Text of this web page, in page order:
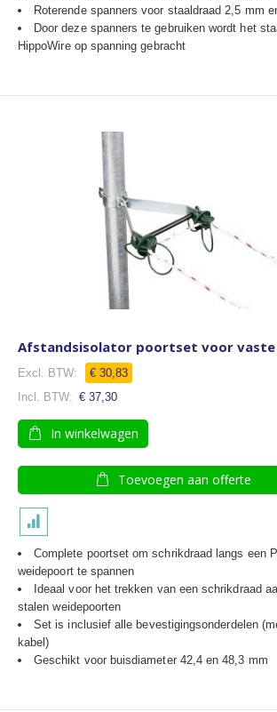
Roterende spanners voor staaldraad 2,5 mm
Door deze spanners te gebruiken wordt het
HippoWire op spanning gebracht
Afstandsisolator poortset voor
€ 30,83
€ 37,30
In winkelwagen
Toevoegen aan offerte
Complete poortset om schrikdraad langs een
weidepoort te spannen
Ideaal voor het trekken van een schrikdraad
stalen weidepoorten
Set is inclusief alle bevestigingsonderdelen
kabel)
Geschikt voor buisdiameter 42,4 en 48,3 mm